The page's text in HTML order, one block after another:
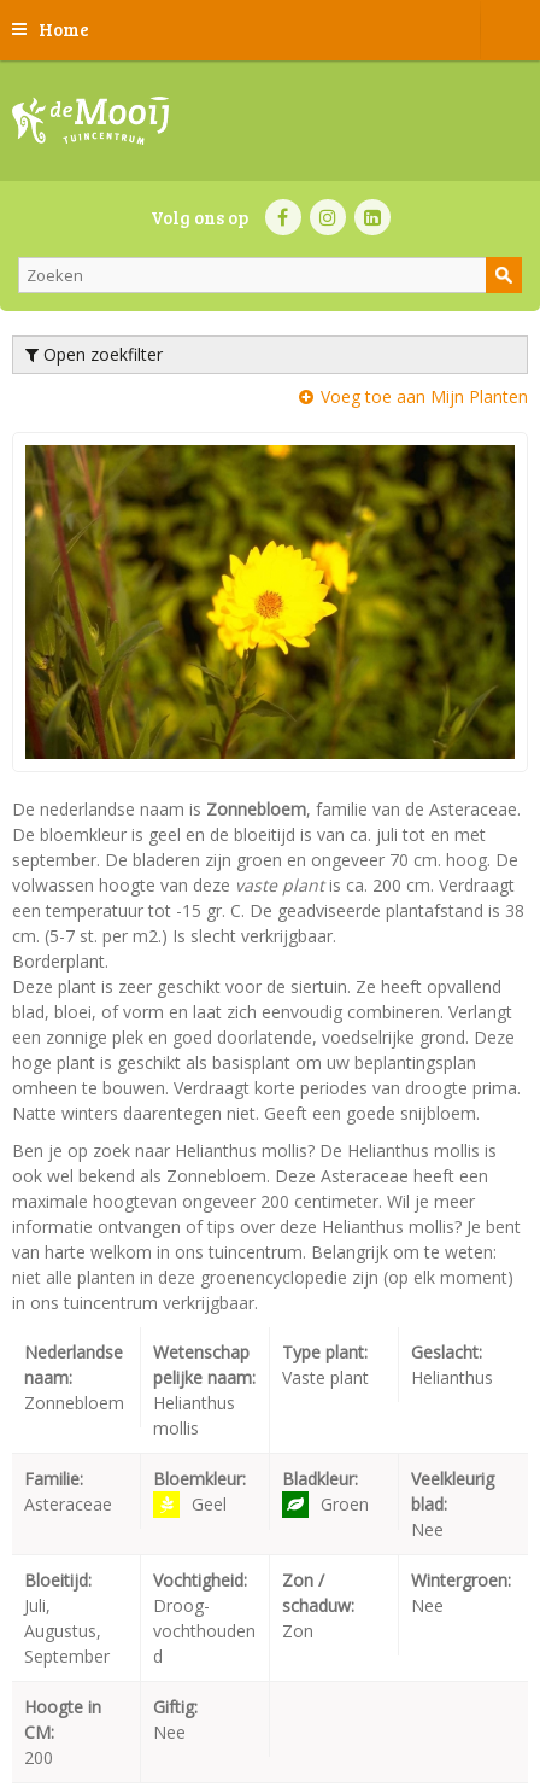
Home
Volg ons op
Open zoekfilter
Voeg toe aan Mijn Planten
De nederlandse naam is Zonnebloem, familie van de Asteraceae.
De bloemkleur is geel en de bloeitijd is van ca. juli tot en met
september. De bladeren zijn groen en ongeveer 70 cm. hoog. De
volwassen hoogte van deze vaste plantis ca. 200 cm. Verdraagt
een temperatuur tot -15 gr. C. De geadviseerde plantafstand is 38
cm. (5-7 st. per m2.) Is slecht verkrijgbaar.
Borderplant.
Deze plant is zeer geschikt voor de siertuin. Ze heeft opvallend
blad, bloei, of vorm en laat zich eenvoudig combineren. Verlangt
een zonnige plek en goed doorlatende, voedselrijke grond. Deze
hoge plant is geschikt als basisplant om uw beplantingsplan
omheen te bouwen. Verdraagt korte periodes van droogte prima.
Natte winters daarentegen niet. Geeft een goede snijbloem.
Ben je op zoek naar Helianthus mollis? De Helianthus mollis is
ook wel bekend als Zonnebloem. Deze Asteraceae heeft een
maximale hoogtevan ongeveer 200 centimeter. Wil je meer
informatie ontvangen of tips over deze Helianthus mollis? Je bent
van harte welkom in ons tuincentrum. Belangrijk om te weten:
niet alle planten in deze groenencyclopedie zijn (op elk moment)
in ons tuincentrum verkrijgbaar.
Nederlandse
naam:
Zonnebloem
Wetenschap
pelijke naam:
Helianthus
mollis
Type plant:
Vaste plant
Geslacht:
Helianthus
Familie:
Asteraceae
Bloemkleur:
Geel
Bladkleur:
Groen
Veelkleurig
blad:
Nee
Bloeitijd:
Juli,
Augustus,
September
Vochtigheid:
Droog-
vochthouden
d
Zon /
schaduw:
Zon
Wintergroen:
Nee
Hoogte in
CM:
200
Giftig:
Nee